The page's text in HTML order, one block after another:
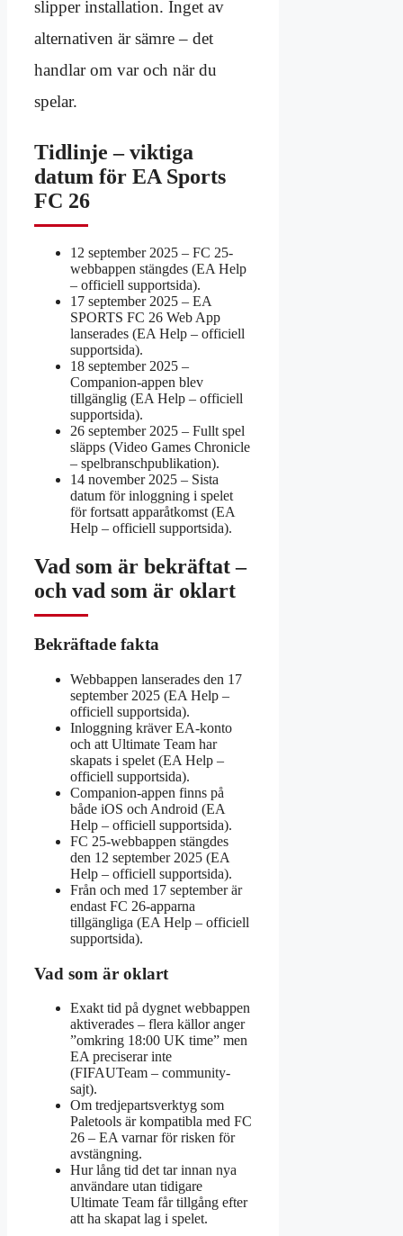
slipper installation. Inget av
alternativen är sämre – det
handlar om var och när du
spelar.
Tidlinje – viktiga
datum för EA Sports
FC 26
12 september 2025 – FC 25-
webbappen stängdes (EA Help
– officiell supportsida).
17 september 2025 – EA
SPORTS FC 26 Web App
lanserades (EA Help – officiell
supportsida).
18 september 2025 –
Companion-appen blev
tillgänglig (EA Help – officiell
supportsida).
26 september 2025 – Fullt spel
släpps (Video Games Chronicle
– spelbranschpublikation).
14 november 2025 – Sista
datum för inloggning i spelet
för fortsatt apparåtkomst (EA
Help – officiell supportsida).
Vad som är bekräftat –
och vad som är oklart
Bekräftade fakta
Webbappen lanserades den 17
september 2025 (EA Help –
officiell supportsida).
Inloggning kräver EA-konto
och att Ultimate Team har
skapats i spelet (EA Help –
officiell supportsida).
Companion-appen finns på
både iOS och Android (EA
Help – officiell supportsida).
FC 25-webbappen stängdes
den 12 september 2025 (EA
Help – officiell supportsida).
Från och med 17 september är
endast FC 26-apparna
tillgängliga (EA Help – officiell
supportsida).
Vad som är oklart
Exakt tid på dygnet webbappen
aktiverades – flera källor anger
”omkring 18:00 UK time” men
EA preciserar inte
(FIFAUTeam – community-
sajt).
Om tredjepartsverktyg som
Paletools är kompatibla med FC
26 – EA varnar för risken för
avstängning.
Hur lång tid det tar innan nya
användare utan tidigare
Ultimate Team får tillgång efter
att ha skapat lag i spelet.